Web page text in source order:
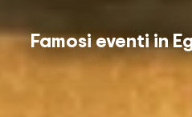
Famosi eventi in